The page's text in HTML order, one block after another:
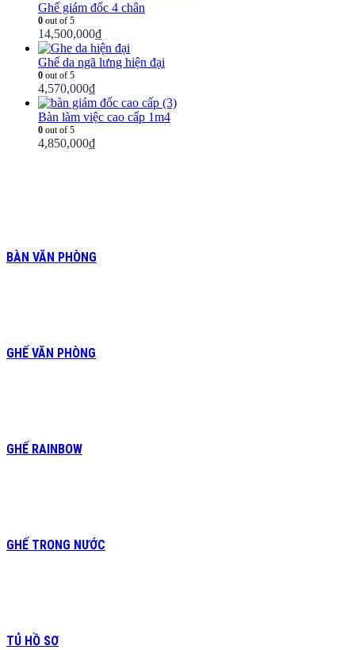
Ghế giám đốc 4 chân
0 out of 5
14,500,000₫
Ghế da ngã lưng hiện đại
0 out of 5
4,570,000₫
Bàn làm việc cao cấp 1m4
0 out of 5
4,850,000₫
BÀN VĂN PHÒNG
GHẾ VĂN PHÒNG
GHẾ RAINBOW
GHẾ TRONG NƯỚC
TỦ HỒ SƠ